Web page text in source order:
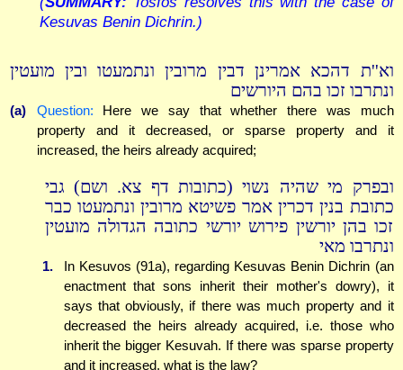
Kesuvas Benin Dichrin.)
וא''ת דהכא אמרינן דבין מרובין ונתמעטו ובין מועטין
ונתרבו זכו בהם היורשים
(a) Question: Here we say that whether there was much
property and it decreased, or sparse property and it
increased, the heirs already acquired;
ובפרק מי שהיה נשוי (כתובות דף צא. ושם) גבי
כתובת בנין דכרין אמר פשיטא מרובין ונתמעטו כבר
זכו בהן יורשין פירוש יורשי כתובה הגדולה מועטין
ונתרבו מאי
1.
In Kesuvos (91a), regarding Kesuvas Benin Dichrin (an
enactment that sons inherit their mother's dowry), it
says that obviously, if there was much property and it
decreased the heirs already acquired, i.e. those who
inherit the bigger Kesuvah. If there was sparse property
and it increased, what is the law?